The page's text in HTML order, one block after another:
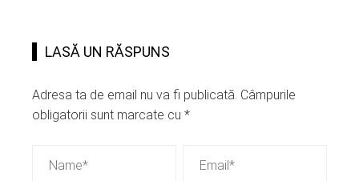
LASĂ UN RĂSPUNS
Adresa ta de email nu va fi publicată. Câmpurile
obligatorii sunt marcate cu *